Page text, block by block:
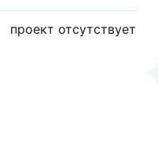
проект отсутствует